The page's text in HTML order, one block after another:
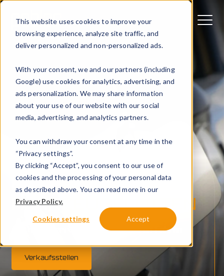
This website uses cookies to improve your
browsing experience, analyze site traffic, and
deliver personalized and non-personalized ads.
With your consent, we and our partners (including
Google) use cookies for analytics, advertising, and
ads personalization. We may share information
about your use of our website with our social
media, advertising, and analytics partners.
You can withdraw your consent at any time in the
“Privacy settings”.
By clicking “Accept”, you consent to our use of
cookies and the processing of your personal data
as described above. You can read more in our
Privacy Policy.
Cookies settings Accept
LADEN VON
FAHRZEUGFLOTTEN
Auf der Überholspur zum sauberen Fahren
Verkaufsstellen